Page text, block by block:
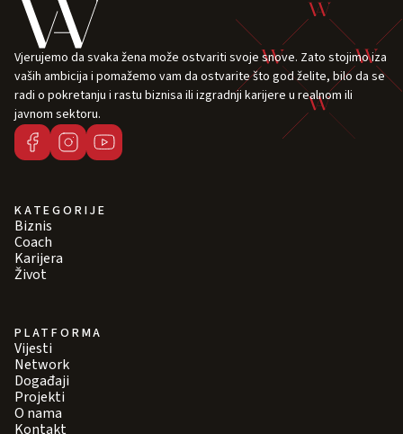
Vjerujemo da svaka žena može ostvariti svoje snove. Zato stojimo iza
vaših ambicija i pomažemo vam da ostvarite što god želite, bilo da se
radi o pokretanju i rastu biznisa ili izgradnji karijere u realnom ili
javnom sektoru.
KATEGORIJE
Biznis
Coach
Karijera
Život
PLATFORMA
Vijesti
Network
Događaji
Projekti
O nama
Kontakt